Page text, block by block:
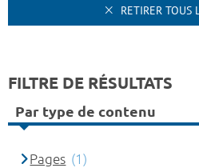
RETIRER TOUS
FILTRE DE RÉSULTATS
Par type de contenu
Pages (1)